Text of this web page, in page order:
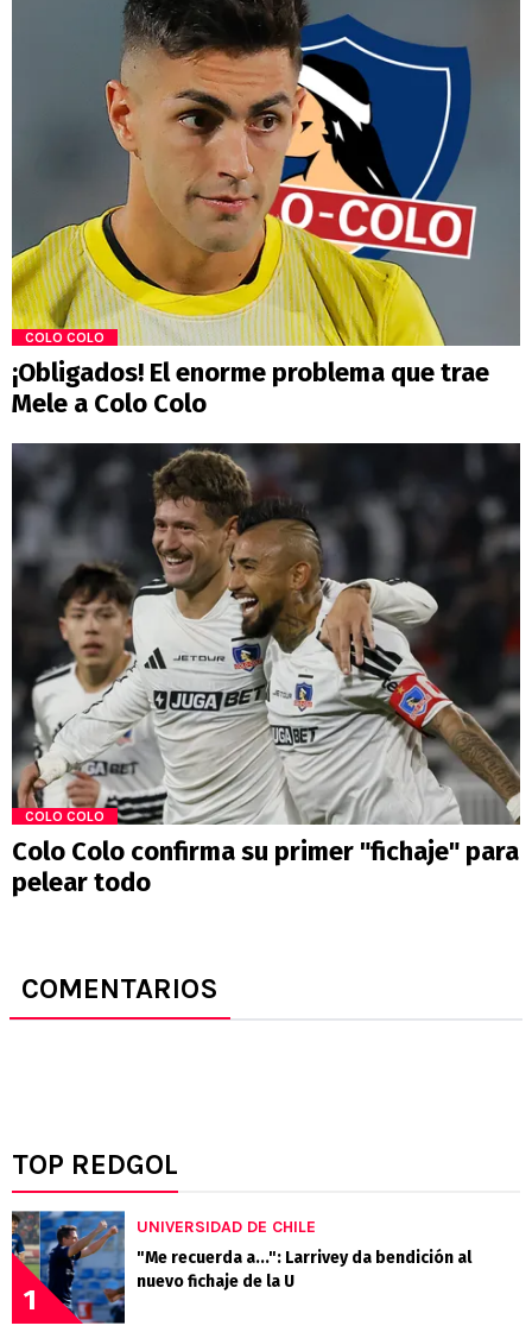
COLO COLO
¡Obligados! El enorme problema que trae
Mele a Colo Colo
COLO COLO
Colo Colo confirma su primer "fichaje" para
pelear todo
COMENTARIOS
TOP REDGOL
1
UNIVERSIDAD DE CHILE
"Me recuerda a...": Larrivey da bendición al
nuevo fichaje de la U